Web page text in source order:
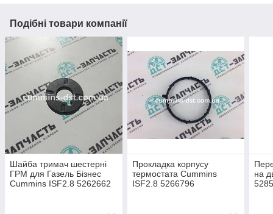
Подібні товари компанії
Шайба тримач шестерні
ГРМ для Газель Бізнес
Cummins ISF2.8 5262662
Прокладка корпусу
термостата Cummins
ISF2.8 5266796
на